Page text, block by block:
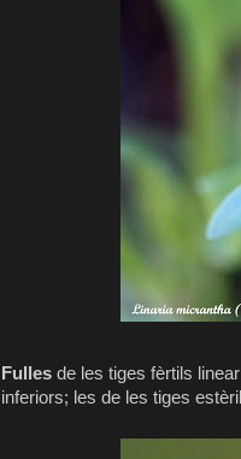
Fulles de les tiges fèrtils
inferiors; les de les tiges